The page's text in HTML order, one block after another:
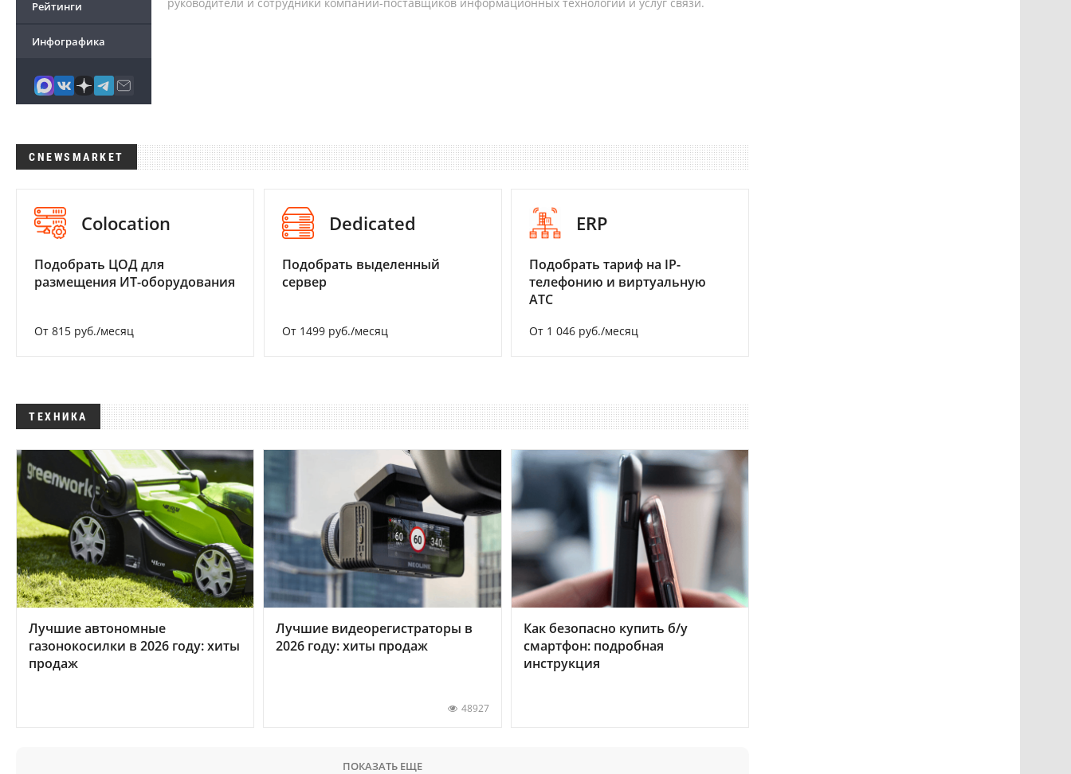
Рейтинги
Инфографика
CNEWSMARKET
Colocation
Подобрать ЦОД для
размещения ИТ-оборудования
От 815 руб./месяц
Dedicated
Подобрать выделенный
сервер
От 1499 руб./месяц
ERP
Подобрать тариф на IP-
телефонию и виртуальную
АТС
От 1 046 руб./месяц
ТЕХНИКА
Лучшие автономные
газонокосилки в 2026 году: хиты
продаж
Лучшие видеорегистраторы в
2026 году: хиты продаж
48927
Как безопасно купить б/у
смартфон: подробная
инструкция
ПОКАЗАТЬ ЕЩЕ